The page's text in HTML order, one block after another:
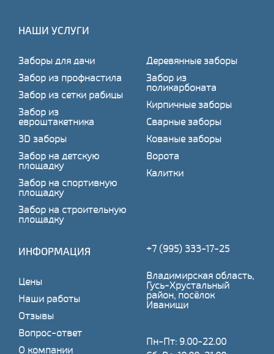
НАШИ УСЛУГИ
Заборы для дачи
Забор из профнастила
Забор из сетки рабицы
Забор из
евроштакетника
3D заборы
Забор на детскую
площадку
Забор на спортивную
площадку
Забор на строительную
площадку
Деревянные заборы
Забор из
поликарбоната
Кирпичные заборы
Сварные заборы
Кованые заборы
Ворота
Калитки
ИНФОРМАЦИЯ
Цены
Наши работы
Отзывы
Вопрос-ответ
О компании
+7 (995) 333-17-25
Владимирская область,
Гусь-Хрустальный
район, посёлок
Иванищи
Пн-Пт: 9.00-22.00